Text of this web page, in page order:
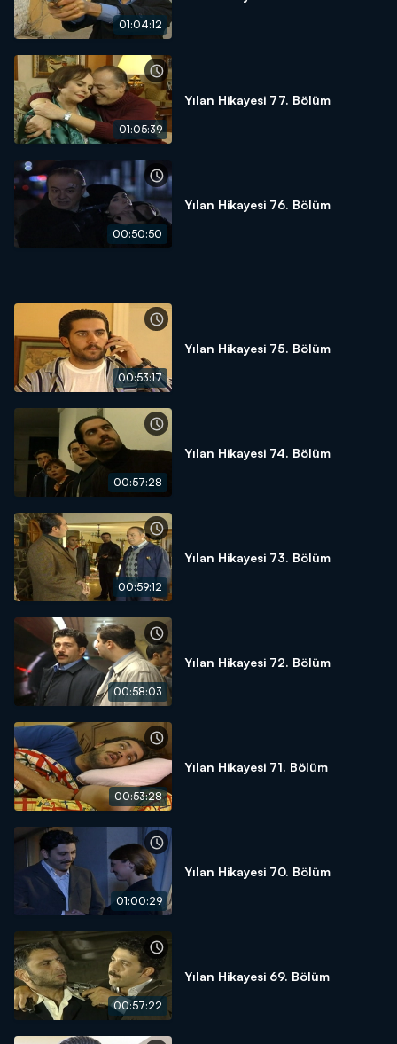
01:04:12
01:05:39
Yılan Hikayesi 77. Bölüm
00:50:50
Yılan Hikayesi 76. Bölüm
00:53:17
Yılan Hikayesi 75. Bölüm
00:57:28
Yılan Hikayesi 74. Bölüm
00:59:12
Yılan Hikayesi 73. Bölüm
00:58:03
Yılan Hikayesi 72. Bölüm
00:53:28
Yılan Hikayesi 71. Bölüm
01:00:29
Yılan Hikayesi 70. Bölüm
00:57:22
Yılan Hikayesi 69. Bölüm